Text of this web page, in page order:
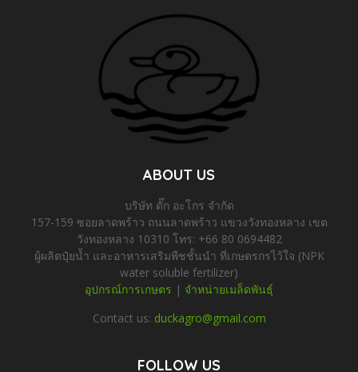
ABOUT US
บริษัท ดั๊ก อะโกร จำกัด
157-159 ซอยลาดพร้าว ถนนลาดพร้าว แขวงวังทองหลาง เขต
วังทองหลาง 10310 โทร: +66 80 0694482
ผู้ผลิตปุ๋ยน้ำ และอาหารเสริมพืชชั้นนำ ที่เกษตรกรไว้ใจ (NPK
water soluble fertilizer)
อุปกรณ์การเกษตร | จำหน่ายเมล็ดพันธุ์
Contact us: duckagro@gmail.com
FOLLOW US